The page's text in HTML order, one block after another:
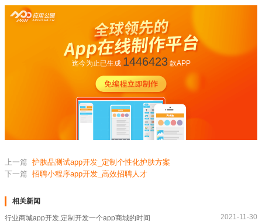
迄今为止已生成 1446423款APP
上一篇 护肤品测试app开发_定制个性化护肤方案
下一篇 招聘小程序app开发_高效招聘人才
相关新闻
行业商城app开发,定制开发一个app商城的时间 2021-11-30